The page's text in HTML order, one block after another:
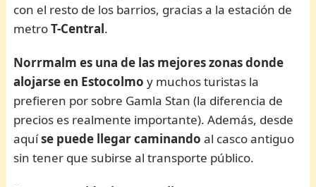
con el resto de los barrios, gracias a la estación de
metroT-Central.
Norrmalm es una de las mejores zonas donde
alojarse en Estocolmo y muchos turistas la
prefieren por sobre Gamla Stan (la diferencia de
precios es realmente importante). Además, desde
aquíse puede llegar caminando al casco antiguo
sin tener que subirse al transporte público.